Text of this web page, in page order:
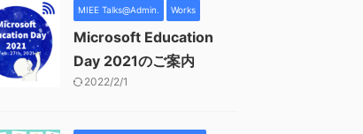
MIEE Talks@Admin. Works
Microsoft Education
Day 2021のご案内
2022/2/1